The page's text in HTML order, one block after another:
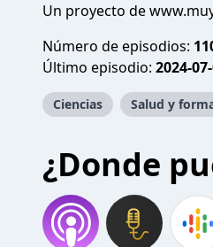
Un proyecto de
Número de episodios:
Último episodio: 2024-
Ciencias Salud y
¿Donde